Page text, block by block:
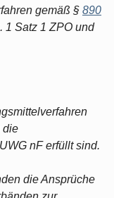
gemäß § 890
1 Satz 1 ZPO und
die
nF erfüllt sind.
die Ansprüche